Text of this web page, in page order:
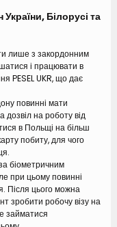
Білорусі та
лише з закордонним
і працювати в
PESEL UKR, що дає
повинні мати
дозвіл на роботу від
в Польщі на більш
побиту, для чого
біометричним
при цьому повинні
Після цього можна
зробити робочу візу на
займатися